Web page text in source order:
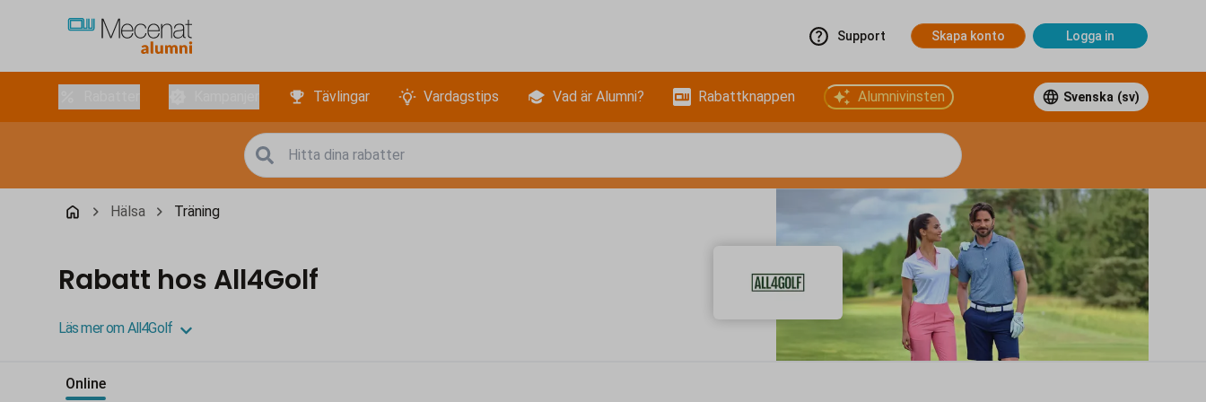
Support Skapa konto Logga in
Tävlingar Vardagstips Vad är Alumni? Rabattknappen Alumnivinsten Svenska (sv)
Hälsa Träning
Rabatt hos All4Golf
Läs mer om All4Golf
Online